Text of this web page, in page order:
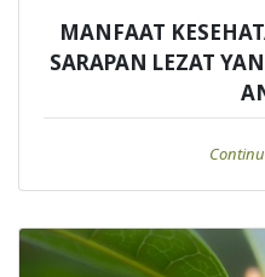
MANFAAT
SARAPAN LEZAT